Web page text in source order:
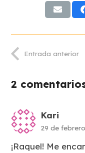
Entrada anterior
2
Kari
29 de
¡Raquel! Me